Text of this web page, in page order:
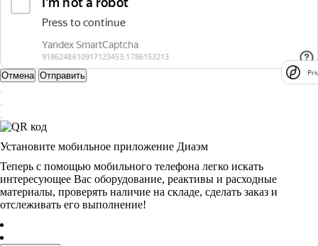
Отмена Отправить
Установите мобильное приложение Диаэм
Теперь с помощью мобильного телефона легко искать
интересующее Вас оборудование, реактивы и расходные
материалы, проверять наличие на складе, сделать заказ и
отслеживать его выполнение!